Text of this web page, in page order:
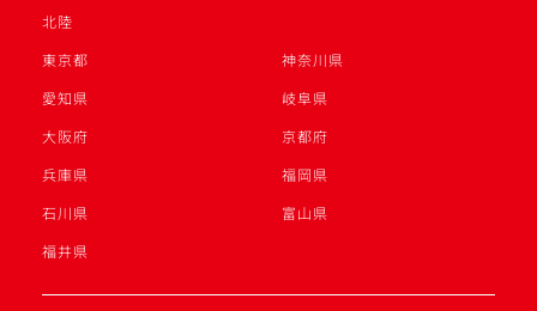
北陸
東京都
神奈川県
愛知県
岐阜県
大阪府
京都府
兵庫県
福岡県
石川県
富山県
福井県